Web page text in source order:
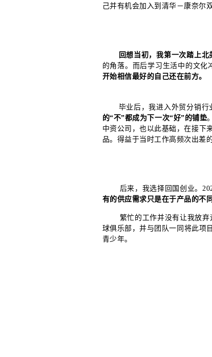
己并有机会加入到清华－康奈尔
回想当初，我第一次踏上
的角落。而后学习生活中的文化
开始相信最好的自己还在前方。
毕业后，我进入外贸分销行
的“不”都成为下一次“好”的铺垫
中资公司，也以此基础，在接下
品。得益于当时工作高频次出差
后来，我选择回国创业。
有的供应需求只是在于产品的不
繁忙的工作并没有让我放
球俱乐部，并与团队一同将此项
青少年。